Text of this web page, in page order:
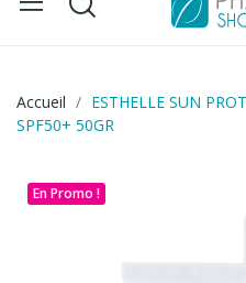
Accueil
ESTHELLE SUN
SPF50+ 50GR
En Promo !